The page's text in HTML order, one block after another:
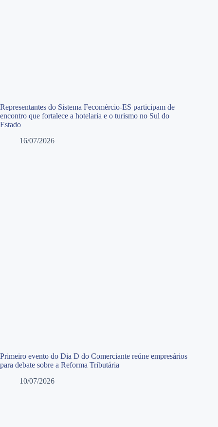
Representantes do Sistema Fecomércio-ES participam de
encontro que fortalece a hotelaria e o turismo no Sul do
Estado
16/07/2026
Primeiro evento do Dia D do Comerciante reúne empresários
para debate sobre a Reforma Tributária
10/07/2026